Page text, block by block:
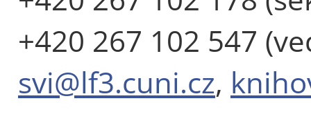
+420 267 102 547
svi@lf3.cuni.cz,